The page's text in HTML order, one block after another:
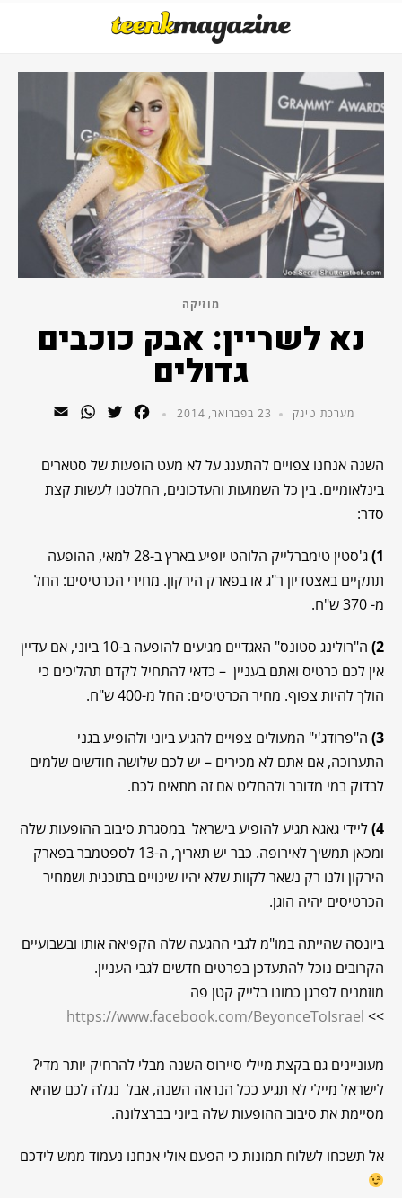
מוזיקה
נא לשריין: אבק כוכבים
גדולים
מערכת טינק 23 בפברואר, 2014 Facebook
Twitter
WhatsApp
השנה אנחנו צפויים להתענג על לא מעט הופעות של סטארים
בינלאומיים. בין כל השמועות והעדכונים, החלטנו לעשות קצת
סדר:
1)
ג'סטין טימברלייק הלוהט יופיע בארץ ב-28 למאי, ההופעה
תתקיים באצטדיון ר"ג או בפארק הירקון. מחירי הכרטיסים: החל
מ- 370 ש"ח.
2)
ה"רולינג סטונס" האגדיים מגיעים להופעה ב-10 ביוני, אם עדיין
אין לכם כרטיס ואתם בעניין – כדאי להתחיל לקדם תהליכים כי
הולך להיות צפוף. מחיר הכרטיסים: החל מ-400 ש"ח.
3) ה"פרודג'י" המעולים צפויים להגיע ביוני ולהופיע בגני
התערוכה, אם אתם לא מכירים – יש לכם שלושה חודשים שלמים
לבדוק במי מדובר ולהחליט אם זה מתאים לכם.
4) ליידי גאגא תגיע להופיע בישראל במסגרת סיבוב ההופעות שלה
ומכאן תמשיך לאירופה. כבר יש תאריך, ה-13 לספטמבר בפארק
הירקון ולנו רק נשאר לקוות שלא יהיו שינויים בתוכנית ושמחיר
הכרטיסים יהיה הוגן.
ביונסה שהייתה במו"מ לגבי ההגעה שלה הקפיאה אותו ובשבועיים
הקרובים נוכל להתעדכן בפרטים חדשים לגבי העניין.
מוזמנים לפרגן כמונו בלייק קטן פה
>>
מעוניינים גם בקצת מיילי סיירוס השנה מבלי להרחיק יותר מדי?
לישראל מיילי לא תגיע ככל הנראה השנה, אבל נגלה לכם שהיא
מסיימת את סיבוב ההופעות שלה ביוני בברצלונה.
אל תשכחו לשלוח תמונות כי הפעם אולי אנחנו נעמוד ממש לידכם